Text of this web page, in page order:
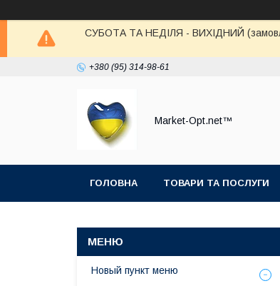
СУБОТА ТА НЕДІЛЯ - ВИХІДНИЙ
+380 (95) 314-98-61
Market-Opt.net™
ГОЛОВНА ТОВАРИ ТА ПОСЛУГИ
Новый пункт меню